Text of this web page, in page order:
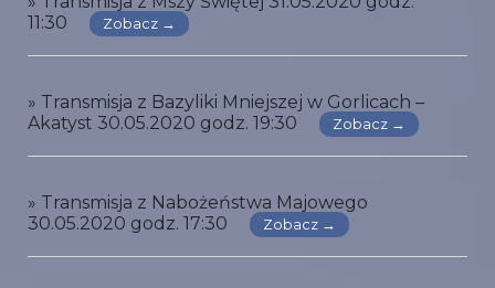
11:30
Zobacz →
» Transmisja z Bazyliki Mniejszej w Gorlicach –
Akatyst 30.05.2020 godz. 19:30
Zobacz →
» Transmisja z Nabożeństwa Majowego
30.05.2020 godz. 17:30
Zobacz →